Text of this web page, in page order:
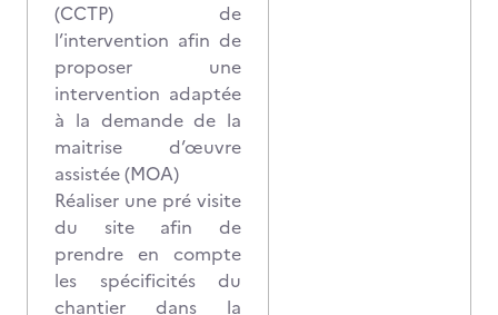
(CCTP) de
l’intervention afin de
proposer une
intervention adaptée
à la demande de la
maitrise d’œuvre
assistée (MOA)
Réaliser une pré visite
du site afin de
prendre en compte
les spécificités du
chantier dans la